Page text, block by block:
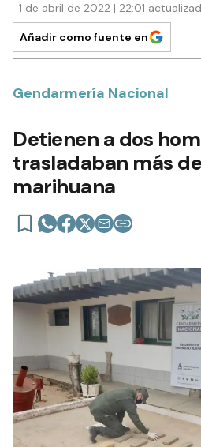
1 de abril de 2022 | 22:01
Añadir como fuente en
Gendarmería Nacional
Detienen a dos
trasladaban más
marihuana